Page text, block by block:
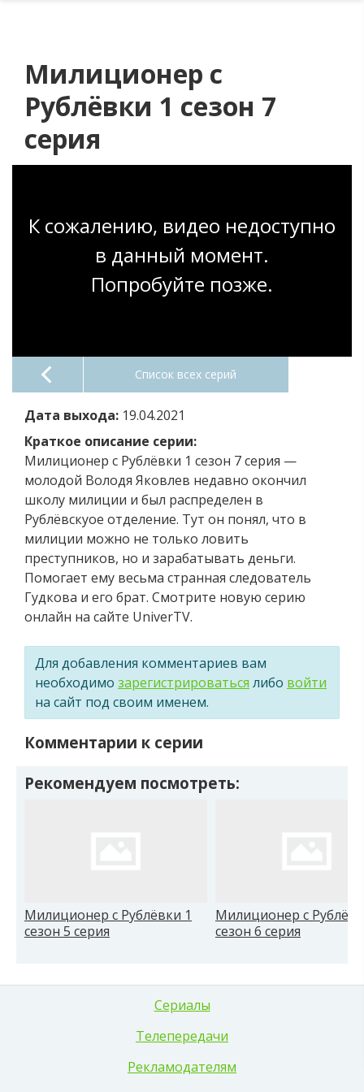
Милиционер с
Рублёвки 1 сезон 7
серия
К сожалению, видео недоступно
в данный момент.
Попробуйте позже.
Список всех серий
Дата выхода: 19.04.2021
Краткое описание серии:
Милиционер с Рублёвки 1 сезон 7 серия —
молодой Володя Яковлев недавно окончил
школу милиции и был распределен в
Рублёвскуое отделение. Тут он понял, что в
милиции можно не только ловить
преступников, но и зарабатывать деньги.
Помогает ему весьма странная следователь
Гудкова и его брат. Смотрите новую серию
онлайн на сайте UniverTV.
Для добавления комментариев вам
необходимо зарегистрироваться либо войти
на сайт под своим именем.
Комментарии к серии
Рекомендуем посмотреть:
Милиционер с Рублёвки 1
сезон 5 серия
Милиционер с
сезон 6 серия
Сериалы
Телепередачи
Рекламодателям